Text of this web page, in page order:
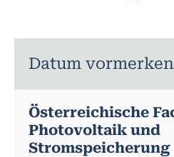
Datum vormerken
Österreichische
Photovoltaik und
Stromspeicherung